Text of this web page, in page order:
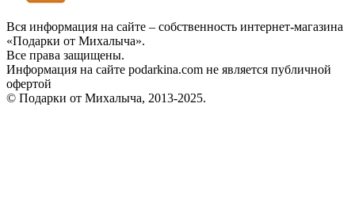
Вся информация на сайте – собственность интернет-магазина
«Подарки от Михалыча».
Все права защищены.
Информация на сайте podarkina.com не является публичной
офертой
© Подарки от Михалыча, 2013-2025.